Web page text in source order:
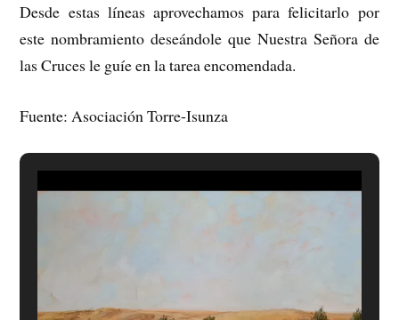
Desde estas líneas aprovechamos para felicitarlo por
este nombramiento deseándole que Nuestra Señora de
las Cruces le guíe en la tarea encomendada.
Fuente: Asociación Torre-Isunza